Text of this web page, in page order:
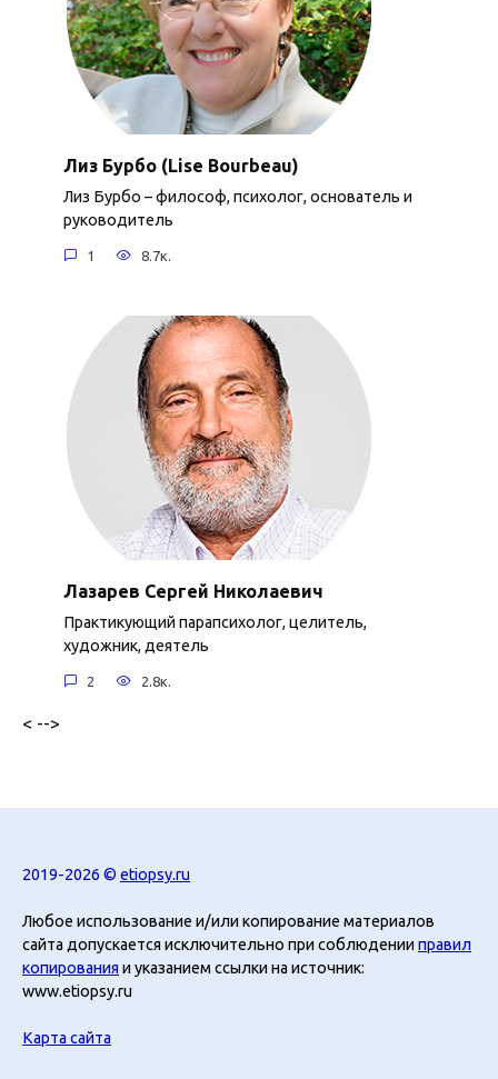
Лиз Бурбо (Lise Bourbeau)
Лиз Бурбо – философ, психолог, основатель и
руководитель
1 8.7к.
Лазарев Сергей Николаевич
Практикующий парапсихолог, целитель,
художник, деятель
2 2.8к.
< -->
2019-2026 © etiopsy.ru
Любое использование и/или копирование материалов
сайта допускается исключительно при соблюденииправил
копирования и указанием ссылки на источник:
www.etiopsy.ru
Карта сайта